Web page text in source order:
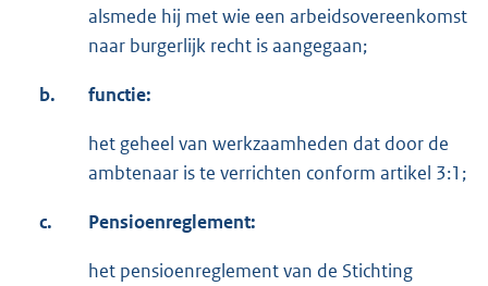
alsmede hij met wie een arbeidsovereenkomst
naar burgerlijk recht is aangegaan;
b. functie:
het geheel van werkzaamheden dat door de
ambtenaar is te verrichten conform artikel 3:1;
c. Pensioenreglement:
het pensioenreglement van de Stichting